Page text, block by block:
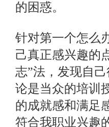
的困惑。
针对第一个怎么
己真正感兴趣的
志”法，发现自
论是当众的培训
的成就感和满足
符合我职业兴趣